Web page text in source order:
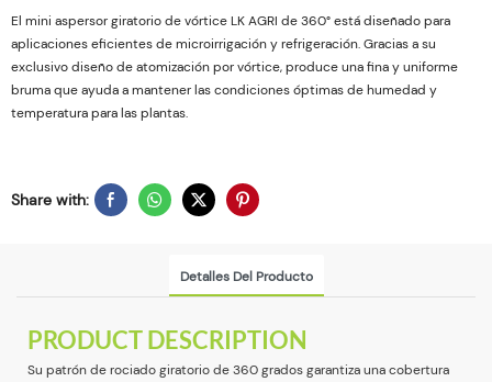
El mini aspersor giratorio de vórtice LK AGRI de 360° está diseñado para
aplicaciones eficientes de microirrigación y refrigeración. Gracias a su
exclusivo diseño de atomización por vórtice, produce una fina y uniforme
bruma que ayuda a mantener las condiciones óptimas de humedad y
temperatura para las plantas.
Share with:
Detalles Del Producto
PRODUCT DESCRIPTION
Su patrón de rociado giratorio de 360 ​​grados garantiza una cobertura